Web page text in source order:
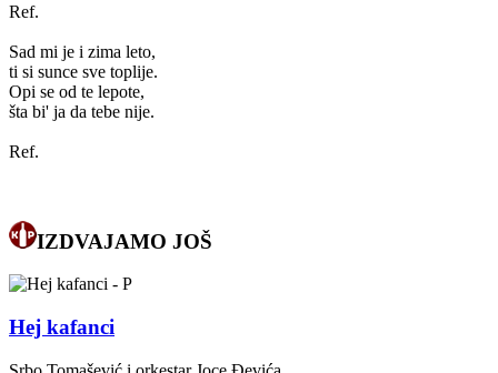
Ref.
Sad mi je i zima leto,
ti si sunce sve toplije.
Opi se od te lepote,
šta bi' ja da tebe nije.
Ref.
IZDVAJAMO JOŠ
Hej kafanci